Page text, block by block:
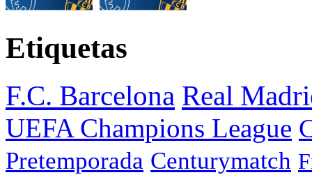
Etiquetas
F.C. Barcelona Real
UEFA Champions League
Pretemporada Centurymatch